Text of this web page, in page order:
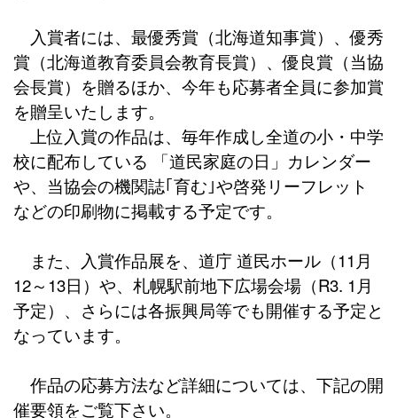
入賞者には、最優秀賞（北海道知事賞）、優秀
賞（北海道教育委員会教育長賞）、優良賞（当協
会長賞）を贈るほか、今年も応募者全員に参加賞
を贈呈いたします。
上位入賞の作品は、毎年作成し全道の小・中学
校に配布している 「道民家庭の日」カレンダー
や、当協会の機関誌｢育む｣や啓発リーフレット
などの印刷物に掲載する予定です。
また、入賞作品展を、道庁 道民ホール（11月
12～13日）や、札幌駅前地下広場会場（R3. 1月
予定）、さらには各振興局等でも開催する予定と
なっています。
作品の応募方法など詳細については、下記の開
催要領をご覧下さい。